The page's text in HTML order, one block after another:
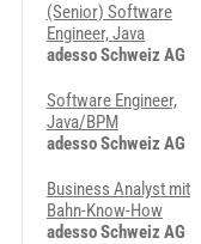
(Senior) Software
Engineer, Java
adesso Schweiz AG
Software Engineer,
Java/BPM
adesso Schweiz AG
Business Analyst mit
Bahn-Know-How
adesso Schweiz AG